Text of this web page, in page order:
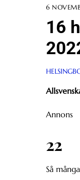
6
16
Annons
22
Så